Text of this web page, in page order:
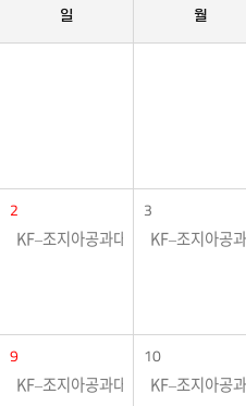
일 월
2
KF–조지아공과대학교 협력전시 <
3
KF–조지아공
9
KF–조지아공과대학교 협력전시 <
10
KF–조지아공